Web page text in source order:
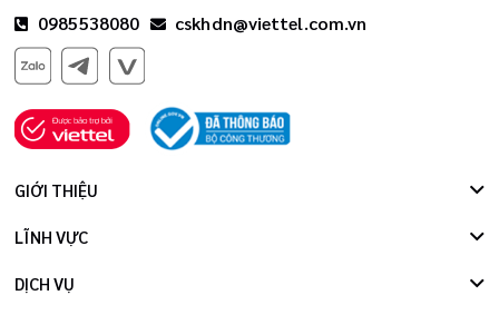
0985538080 cskhdn@viettel.com.vn
GIỚI THIỆU
LĨNH VỰC
DỊCH VỤ